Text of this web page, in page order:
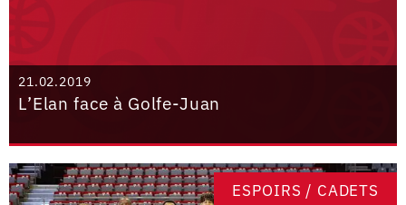
21.02.2019
L’Elan face à Golfe-Juan
ESPOIRS / CADETS